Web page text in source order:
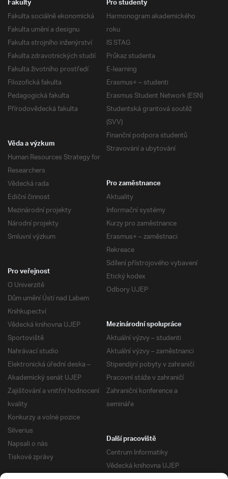
Fakulty
Fakulta sociálně ekonomická
Fakulta umění a designu
Fakulta strojního inženýrství
Fakulta zdravotnických studií
Fakulta životního prostředí
Filozofická fakulta
Pedagogická fakulta
Přírodovědecká fakulta
Pro studenty
Harmonogram akademického
roku
IS STAG
Průkaz studenta
E-learning
Erasmus+ – studenti
Erasmus Student Network (ESN)
Studentská grantová soutěž
(SVV)
Finanční podpora studentů
Stravování a ubytování
Věda a výzkum
Human Resources Strategy for
Researchers
Vědecká rada
Ediční činnost
Mezinárodní projekty
Národní projekty
Smluvní výzkum
Pro zaměstnance
Aktuality
Informační systémy
Kurzy pro zaměstnance
Erasmus+ – zaměstnaci
Rekreace
Sdílení přístrojového vybavení
Etický kodex
Odbory UJEP
Pro veřejnost
O Univerzitě
Dům umění Ústí nad Labem
Knihkupectví
Vědecká knihovna UJEP
Sportoviště
Nahrávací studio
Elektronická úřední deska –
Akademický senát UJEP
Zajišťování a vnitřní hodnocení
kvality
Konkurzy a volné pozice
Silverius
Napsali o nás
Tiskové zprávy
Mezinárodní spolupráce
Aktuální výzvy – studenti
Aktuální výzvy – zaměstnanci
Stipendijní pobyty v zahraničí
Pracovní stáže v zahraničí
Zahraniční konference a
semináře
Další pracoviště
Centrum Informatiky
Vědecká knihovna UJEP